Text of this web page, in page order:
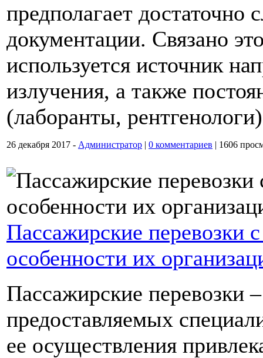
предполагает
документации. Связано
используется источник
излучения, а также
(лаборанты,
26 декабря 2017 - Администратор | 0 комментариев | 1606
Пассажирские перевозки
особенности их
Пассажирские перевозки
предоставляемых
ее осуществления